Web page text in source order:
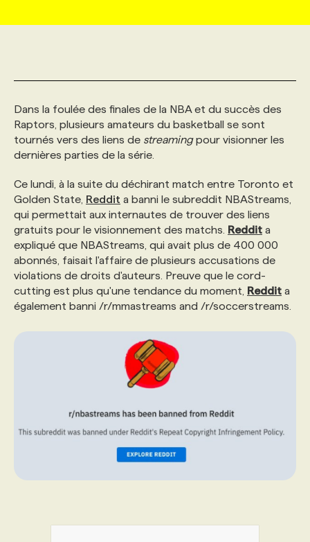
AFFAIRES DE L'INDUSTRIE
INITIATIVES NUMÉRIQUES
TENDANCES
WEB & MÉDIAS SOCIAUX
MARKETING DURABLE
ÉVÉNEMENTIEL
NOS AUTEUR‧RICES
INFOLETTRE PUBLICITÉ
ANNONCEZ AVEC NOUS
CONSULTER LA CVTHÈQUE
PROFIL ENTREPRISE
ANNONCEZ AVEC NOUS
VOIR LES OFFRES
PROFIL CANDIDAT
FAQ
ANNONCEZ AVEC NOUS
NOS FORMATIONS EN LIGNE
NOS PARCOURS DE FORMATIONS
NOS FORMATEUR‧RICES
POURQUOI CHOISIR NOS FORMATIONS
NOS TARIFS
PROGRAMMES DE SUBVENTIONS
ANNONCEZ AVEC NOUS
CHASSE DE TÊTE
SERVICE DE CHASSE DE TÊTE
NOS EXPERTISES
FAQ
ANNONCEZ AVEC NOUS
Dans la foulée des finales de la NBA et du succès des
Raptors, plusieurs amateurs du basketball se sont
tournés vers des liens de streamingpour visionner les
dernières parties de la série.
Ce lundi, à la suite du déchirant match entre Toronto et
Golden State, Reddit a banni le subreddit NBAStreams,
qui permettait aux internautes de trouver des liens
gratuits pour le visionnement des matchs. Reddit a
expliqué que NBAStreams, qui avait plus de 400 000
abonnés, faisait l'affaire de plusieurs accusations de
violations de droits d'auteurs. Preuve que le cord-
cutting est plus qu'une tendance du moment, Reddit a
également banni /r/mmastreams and /r/soccerstreams.